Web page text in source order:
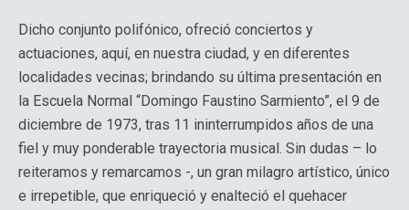
Dicho conjunto polifónico, ofreció conciertos y
actuaciones, aquí, en nuestra ciudad, y en diferentes
localidades vecinas; brindando su última presentación en
la Escuela Normal “Domingo Faustino Sarmiento”, el 9 de
diciembre de 1973, tras 11 ininterrumpidos años de una
fiel y muy ponderable trayectoria musical. Sin dudas – lo
reiteramos y remarcamos -, un gran milagro artístico, único
e irrepetible, que enriqueció y enalteció el quehacer